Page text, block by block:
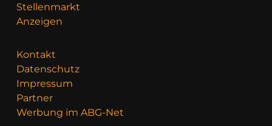
Stellenmarkt
Anzeigen
Kontakt
Datenschutz
Impressum
Partner
Werbung im ABG-Net